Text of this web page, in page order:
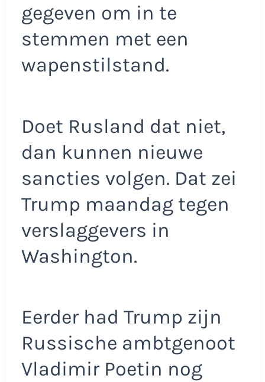
gegeven om in te
stemmen met een
wapenstilstand.
Doet Rusland dat niet,
dan kunnen nieuwe
sancties volgen. Dat zei
Trump maandag tegen
verslaggevers in
Washington.
Eerder had Trump zijn
Russische ambtgenoot
Vladimir Poetin nog